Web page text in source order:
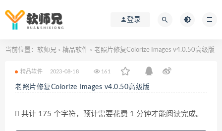
登录
当前位置： 软师兄 > 精品软件 > 老照片修复Colorize Images v4.0.50高级版
精品软件 2023-08-18 161
老照片修复Colorize Images v4.0.50高级版
共计 175 个字符，预计需要花费 1 分钟才能阅读完成。